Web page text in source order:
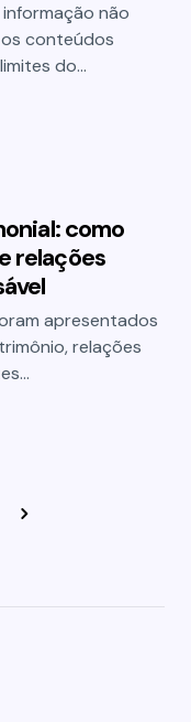
não
conteúdos
do…
como
relações
apresentados
relações